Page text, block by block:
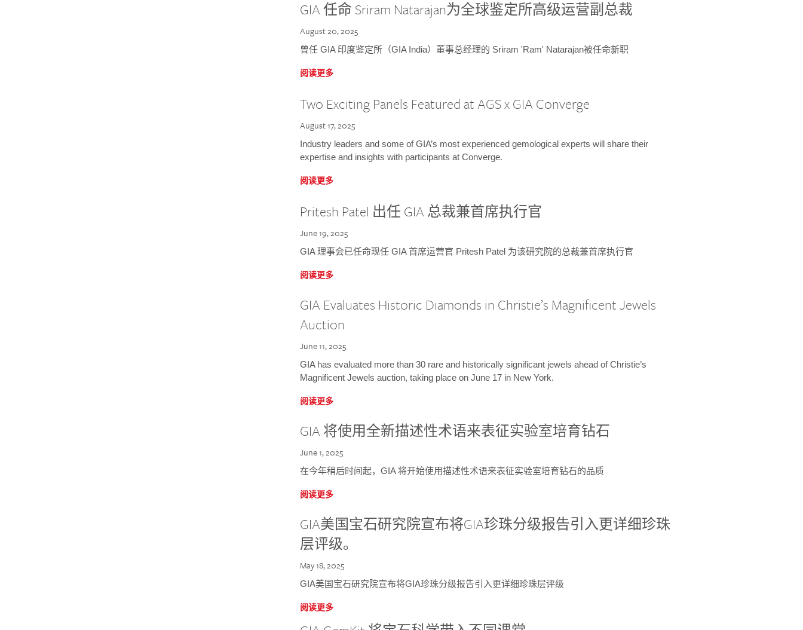
GIA 任命 Sriram Natarajan为全球鉴定所高级运营副总裁
August 20, 2025
曾任 GIA 印度鉴定所（GIA India）董事总经理的 Sriram 'Ram' Natarajan被任命新职
阅读更多
Two Exciting Panels Featured at AGS x GIA Converge
August 17, 2025
Industry leaders and some of GIA’s most experienced gemological experts will share their
expertise and insights with participants at Converge.
阅读更多
Pritesh Patel 出任 GIA 总裁兼首席执行官
June 19, 2025
GIA 理事会已任命现任 GIA 首席运营官 Pritesh Patel 为该研究院的总裁兼首席执行官
阅读更多
GIA Evaluates Historic Diamonds in Christie’s Magnificent Jewels
Auction
June 11, 2025
GIA has evaluated more than 30 rare and historically significant jewels ahead of Christie’s
Magnificent Jewels auction, taking place on June 17 in New York.
阅读更多
GIA 将使用全新描述性术语来表征实验室培育钻石
June 1, 2025
在今年稍后时间起，GIA 将开始使用描述性术语来表征实验室培育钻石的品质
阅读更多
GIA美国宝石研究院宣布将GIA珍珠分级报告引入更详细珍珠
层评级。
May 18, 2025
GIA美国宝石研究院宣布将GIA珍珠分级报告引入更详细珍珠层评级
阅读更多